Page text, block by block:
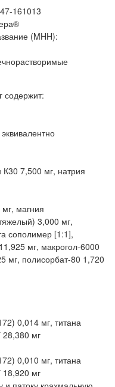
161013
(MHH):
содержит:
7,500 мг, натрия
магния
3,000 мг,
сополимер [1:1],
мг, макрогол-6000
мг, полисорбат-80 1,720
0,014 мг, титана
28,380 мг
0,010 мг, титана
18,920 мг